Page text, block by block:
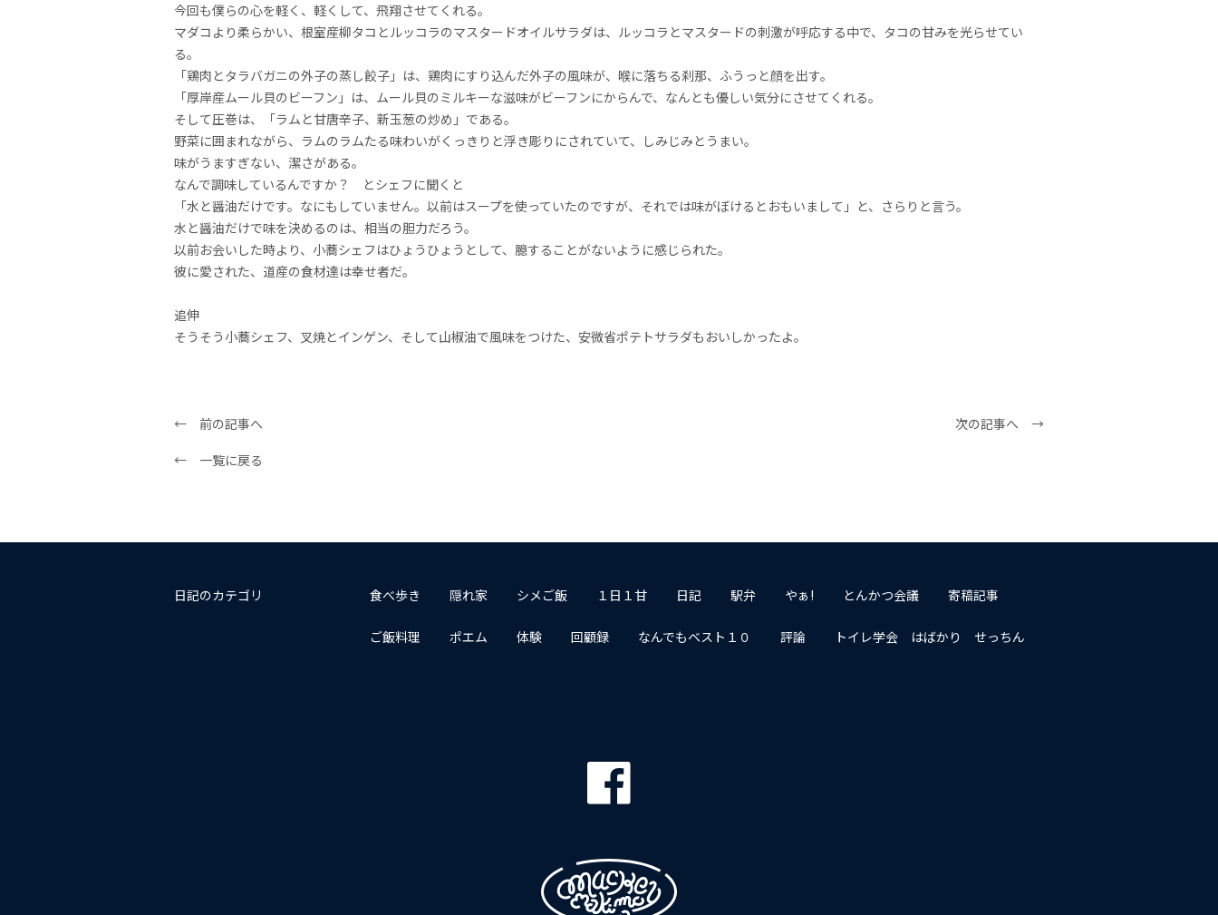
今回も僕らの心を軽く、軽くして、飛翔させてくれる。
マダコより柔らかい、根室産柳タコとルッコラのマスタードオイルサラダは、ルッコラとマスタードの刺激が呼応する中で、タコの甘みを光らせてい
る。
「鶏肉とタラバガニの外子の蒸し餃子」は、鶏肉にすり込んだ外子の風味が、喉に落ちる刹那、ふうっと顔を出す。
「厚岸産ムール貝のビーフン」は、ムール貝のミルキーな滋味がビーフンにからんで、なんとも優しい気分にさせてくれる。
そして圧巻は、「ラムと甘唐辛子、新玉葱の炒め」である。
野菜に囲まれながら、ラムのラムたる味わいがくっきりと浮き彫りにされていて、しみじみとうまい。
味がうますぎない、潔さがある。
なんで調味しているんですか？ とシェフに聞くと
「水と醤油だけです。なにもしていません。以前はスープを使っていたのですが、それでは味がぼけるとおもいまして」と、さらりと言う。
水と醤油だけで味を決めるのは、相当の胆力だろう。
以前お会いした時より、小蕎シェフはひょうひょうとして、臆することがないように感じられた。
彼に愛された、道産の食材達は幸せ者だ。
追伸
そうそう小蕎シェフ、叉焼とインゲン、そして山椒油で風味をつけた、安微省ポテトサラダもおいしかったよ。
← 前の記事へ
次の記事へ →
← 一覧に戻る
日記のカテゴリ 食べ歩き 隠れ家 シメご飯 １日１甘 日記 駅弁 やぁ! とんかつ会議 寄稿記事
ご飯料理 ポエム 体験 回顧録 なんでもベスト１０ 評論 トイレ学会 はばかり せっちん